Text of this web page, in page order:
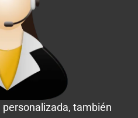
también